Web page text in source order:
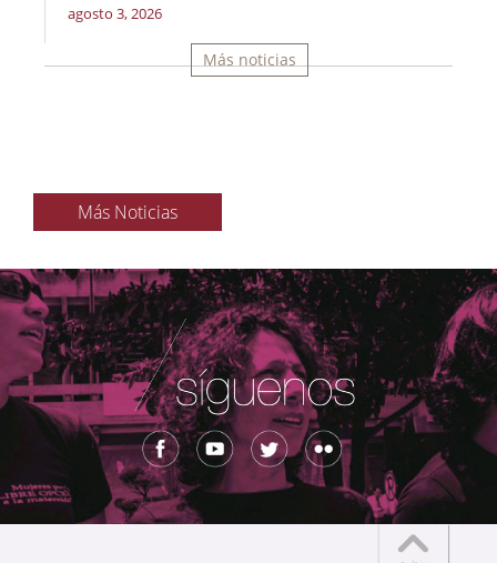
agosto 3, 2026
Más noticias
Más Noticias